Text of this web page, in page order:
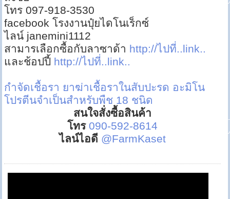
โทร 097-918-3530
facebook โรงงานปุ๋ยไดโนเร็กซ์
ไลน์ janemini1112
สามารเลือกซื้อกับลาซาด้า http://ไปที่..link..
และช้อปปี้ http://ไปที่..link..
กำจัดเชื้อรา ยาฆ่าเชื้อราในสับปะรด อะมิโน
โปรตีนจำเป็นสำหรับพืช 18 ชนิด
สนใจสั่งซื้อสินค้า
โทร 090-592-8614
ไลน์ไอดี @FarmKaset